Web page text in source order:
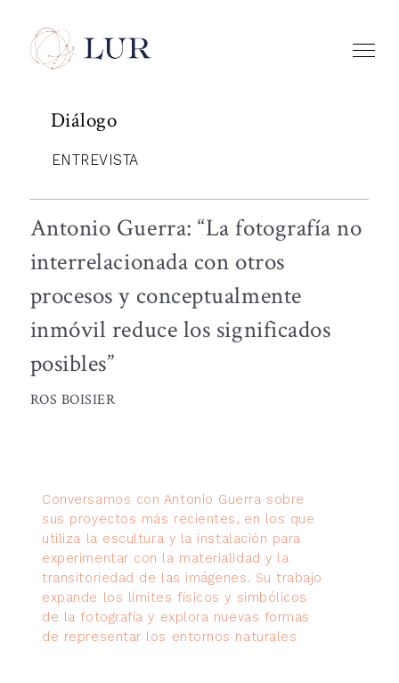
Diálogo
ENTREVISTA
Antonio Guerra: “La fotografía no
interrelacionada con otros
procesos y conceptualmente
inmóvil reduce los significados
posibles”
ROS BOISIER
Conversamos con Antonio Guerra sobre
sus proyectos más recientes, en los que
utiliza la escultura y la instalación para
experimentar con la materialidad y la
transitoriedad de las imágenes. Su trabajo
expande los límites físicos y simbólicos
de la fotografía y explora nuevas formas
de representar los entornos naturales